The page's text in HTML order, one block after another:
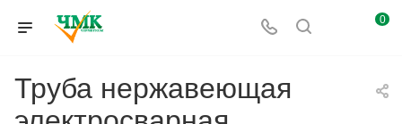
0
Труба нержавеющая